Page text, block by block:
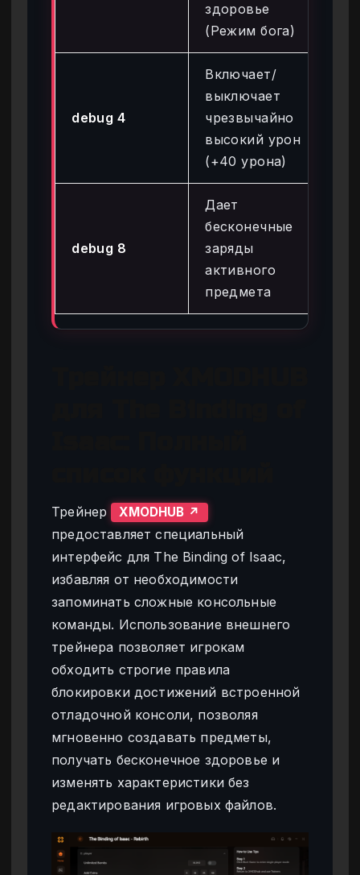
здоровье
(Режим бога)
debug 4
Включает/
выключает
чрезвычайно
высокий урон
(+40 урона)
debug 8
Дает
бесконечные
заряды
активного
предмета
Трейнер XMODHUB ↗
предоставляет специальный
интерфейс для The Binding of Isaac,
избавляя от необходимости
запоминать сложные консольные
команды. Использование внешнего
трейнера позволяет игрокам
обходить строгие правила
блокировки достижений встроенной
отладочной консоли, позволяя
мгновенно создавать предметы,
получать бесконечное здоровье и
изменять характеристики без
редактирования игровых файлов.